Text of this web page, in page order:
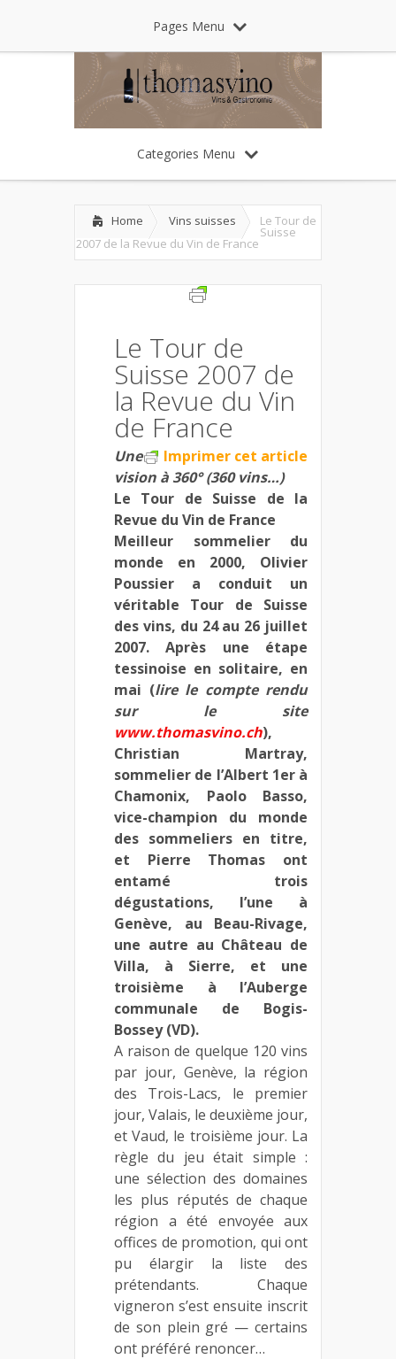
Pages Menu
Categories Menu
Home Vins suisses Le Tour de
Suisse
2007 de la Revue du Vin de France
Le Tour de
Suisse 2007 de
la Revue du Vin
de France
Imprimer cet article
Une
vision à 360° (360 vins…)
Le Tour de Suisse de la
Revue du Vin de France
Meilleur sommelier du
monde en 2000, Olivier
Poussier a conduit un
véritable Tour de Suisse
des vins, du 24 au 26 juillet
2007. Après une étape
tessinoise en solitaire, en
mai (lire le compte rendu
sur le site
www.thomasvino.ch),
Christian Martray,
sommelier de l’Albert 1er à
Chamonix, Paolo Basso,
vice-champion du monde
des sommeliers en titre,
et Pierre Thomas ont
entamé trois
dégustations, l’une à
Genève, au Beau-Rivage,
une autre au Château de
Villa, à Sierre, et une
troisième à l’Auberge
communale de Bogis-
Bossey (VD).
A raison de quelque 120 vins
par jour, Genève, la région
des Trois-Lacs, le premier
jour, Valais, le deuxième jour,
et Vaud, le troisième jour. La
règle du jeu était simple :
une sélection des domaines
les plus réputés de chaque
région a été envoyée aux
offices de promotion, qui ont
pu élargir la liste des
prétendants. Chaque
vigneron s’est ensuite inscrit
de son plein gré — certains
ont préféré renoncer…